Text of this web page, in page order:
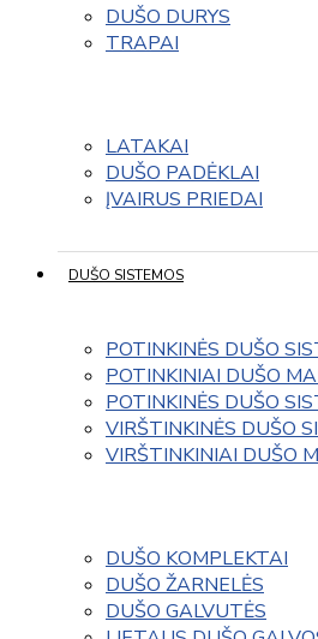
DUŠO DURYS
TRAPAI
LATAKAI
DUŠO PADĖKLAI
ĮVAIRUS PRIEDAI
DUŠO SISTEMOS
POTINKINĖS DUŠO
POTINKINIAI DUŠO
POTINKINĖS DUŠO
VIRŠTINKINĖS DUŠO
VIRŠTINKINIAI DUŠO
DUŠO KOMPLEKTAI
DUŠO ŽARNELĖS
DUŠO GALVUTĖS